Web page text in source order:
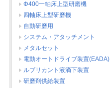
Φ400一軸床上型研磨機
四軸床上型研磨機
自動研磨用
システム・アタッチメント
メタルセット
電動オートドライブ装置(EADA)
ルブリカント液滴下装置
研磨剤供給装置